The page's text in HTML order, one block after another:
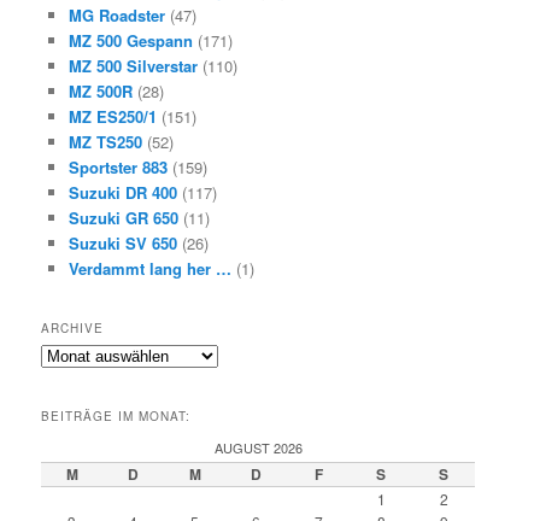
MG Roadster(47)
MZ 500 Gespann (171)
MZ 500 Silverstar(110)
MZ 500R(28)
MZ ES250/1 (151)
MZ TS250(52)
Sportster 883(159)
Suzuki DR 400(117)
Suzuki GR 650(11)
Suzuki SV 650(26)
Verdammt lang her … (1)
ARCHIVE
Archive
BEITRÄGE IM MONAT:
AUGUST 2026
M D M D F S S
1
2